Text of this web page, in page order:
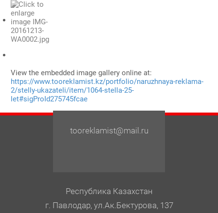
View the embedded image gallery online at:
https://www.tooreklamist.kz/portfolio/naruzhnaya-reklama-
2/stelly-ukazateli/item/1064-stella-25-
let#sigProId275745fcae
tooreklamist@mail.ru
Республика Казахстан
г. Павлодар, ул.Ак.Бектурова, 137